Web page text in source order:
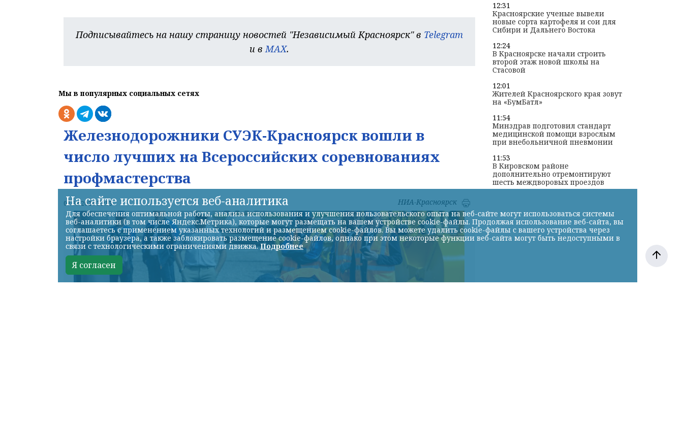
Подписывайтесь на нашу страницу новостей "Независимый Красноярск" в Telegram
и в MAX.
Мы в популярных социальных сетях
Железнодорожники СУЭК-Красноярск вошли в
число лучших на Всероссийских соревнованиях
профмастерства
07.08.2026 22:13 НИА-Красноярск
12:31
Красноярские ученые вывели
новые сорта картофеля и сои для
Сибири и Дальнего Востока
12:24
В Красноярске начали строить
второй этаж новой школы на
Стасовой
12:01
Жителей Красноярского края зовут
на «БумБатл»
11:54
Минздрав подготовил стандарт
медицинской помощи взрослым
при внебольничной пневмонии
11:53
В Кировском районе
дополнительно отремонтируют
шесть междворовых проездов
На сайте используется веб-аналитика
Для обеспечения оптимальной работы, анализа использования и улучшения пользовательского опыта на веб-сайте могут использоваться системы
веб-аналитики (в том числе Яндекс.Метрика), которые могут размещать на вашем устройстве cookie-файлы. Продолжая использование веб-сайта, вы
соглашаетесь с применением указанных технологий и размещением cookie-файлов. Вы можете удалить cookie-файлы с вашего устройства через
настройки браузера, а также заблокировать размещение cookie-файлов, однако при этом некоторые функции веб-сайта могут быть недоступными в
связи с технологическими ограничениями движка.Подробнее
Я согласен